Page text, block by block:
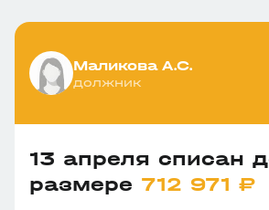
Маликова А.С.
должник
13 апреля списан
размере 712 971 ₽